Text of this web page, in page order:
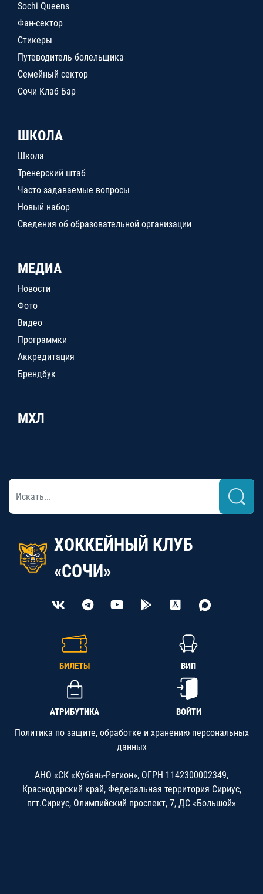
Sochi Queens
Фан-сектор
Стикеры
Путеводитель болельщика
Семейный сектор
Сочи Клаб Бар
ШКОЛА
Школа
Тренерский штаб
Часто задаваемые вопросы
Новый набор
Сведения об образовательной организации
МЕДИА
Новости
Фото
Видео
Программки
Аккредитация
Брендбук
МХЛ
ХОККЕЙНЫЙ КЛУБ
«СОЧИ»
БИЛЕТЫ ВИП
АТРИБУТИКА ВОЙТИ
Политика по защите, обработке и хранению персональных
данных
АНО «СК «Кубань-Регион», ОГРН 1142300002349,
Краснодарский край, Федеральная территория Сириус,
пгт.Сириус, Олимпийский проспект, 7, ДС «Большой»